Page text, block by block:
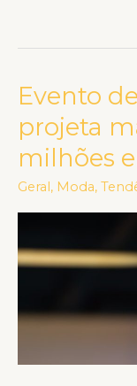
Evento
projeta
milhões
Geral , Moda,
Evento
moda
da
FIEMG
projeta
de